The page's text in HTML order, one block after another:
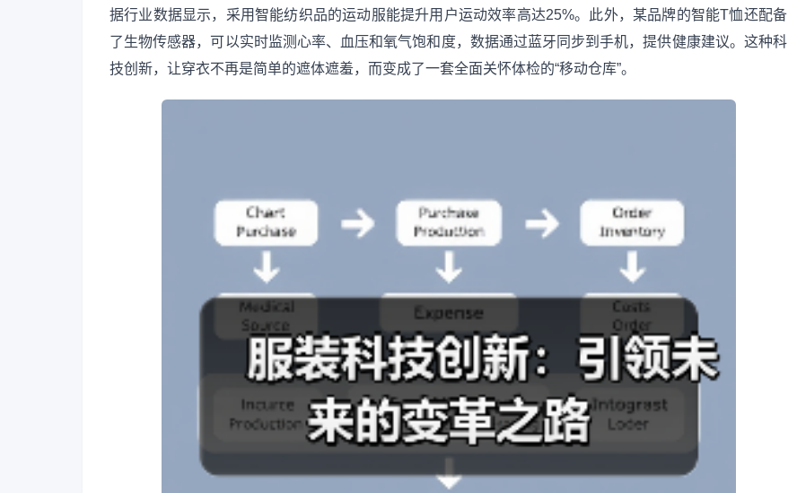
据行业数据显示，采用智能纺织品的运动服能提升用户运动效率高达25%。此外，某品牌的智能T恤还配备
了生物传感器，可以实时监测心率、血压和氧气饱和度，数据通过蓝牙同步到手机，提供健康建议。这种科
技创新，让穿衣不再是简单的遮体遮羞，而变成了一套全面关怀体检的“移动仓库”。